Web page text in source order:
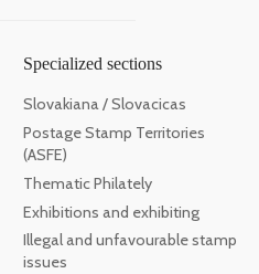
Specialized sections
Slovakiana / Slovacicas
Postage Stamp Territories
(ASFE)
Thematic Philately
Exhibitions and exhibiting
Illegal and unfavourable stamp
issues